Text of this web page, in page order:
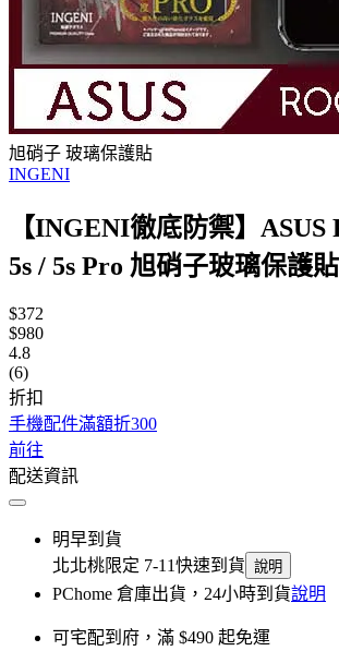
旭硝子 玻璃保護貼
INGENI
【INGENI徹底防禦】ASUS
5s / 5s Pro 旭硝子玻璃保護
$372
$980
4.8
(6)
折扣
手機配件滿額折300
前往
配送資訊
明早到貨
北北桃限定 7-11快速到貨 說明
PChome 倉庫出貨，24小時到貨說明
可宅配到府，滿 $490 起免運